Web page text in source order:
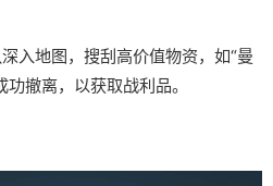
入地图，搜刮高价值物资，如“曼
撤离，以获取战利品。